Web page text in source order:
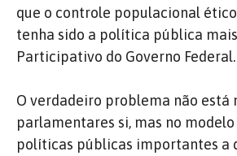
que o controle populacional
tenha sido a política pública
Participativo do Governo Federal.
O verdadeiro problema não está
parlamentares si, mas no
políticas públicas importantes a